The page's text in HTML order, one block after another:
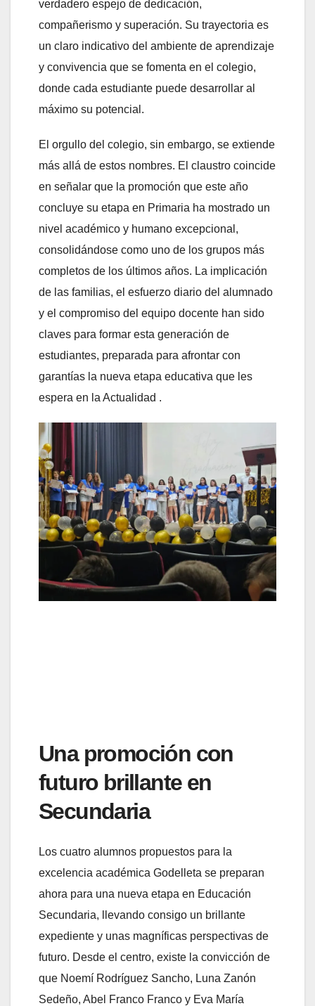
verdadero espejo de dedicación,
compañerismo y superación. Su trayectoria es
un claro indicativo del ambiente de aprendizaje
y convivencia que se fomenta en el colegio,
donde cada estudiante puede desarrollar al
máximo su potencial.
El orgullo del colegio, sin embargo, se extiende
más allá de estos nombres. El claustro coincide
en señalar que la promoción que este año
concluye su etapa en Primaria ha mostrado un
nivel académico y humano excepcional,
consolidándose como uno de los grupos más
completos de los últimos años. La implicación
de las familias, el esfuerzo diario del alumnado
y el compromiso del equipo docente han sido
claves para formar esta generación de
estudiantes, preparada para afrontar con
garantías la nueva etapa educativa que les
espera en la Actualidad .
Una promoción con
futuro brillante en
Secundaria
Los cuatro alumnos propuestos para la
excelencia académica Godelleta se preparan
ahora para una nueva etapa en Educación
Secundaria, llevando consigo un brillante
expediente y unas magníficas perspectivas de
futuro. Desde el centro, existe la convicción de
que Noemí Rodríguez Sancho, Luna Zanón
Sedeño, Abel Franco Franco y Eva María